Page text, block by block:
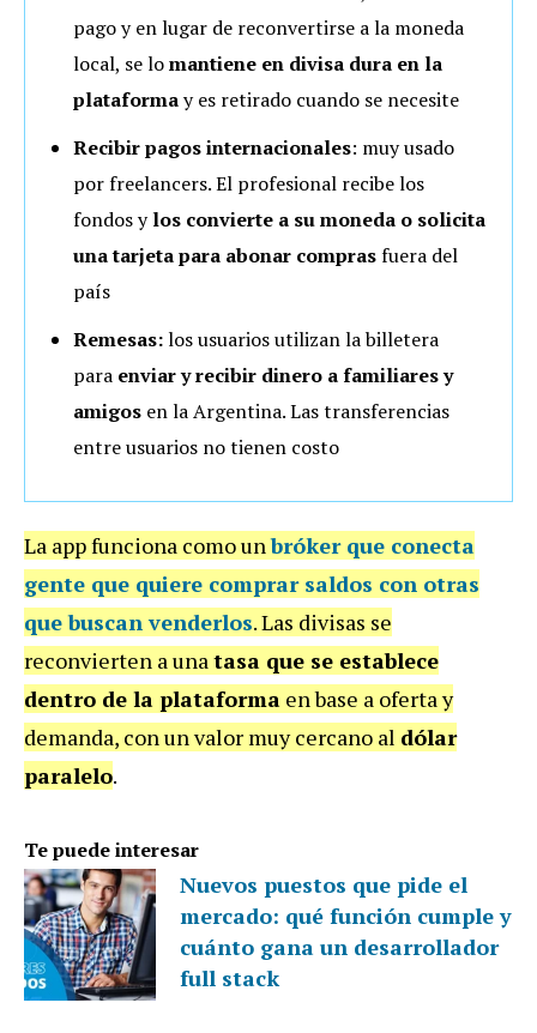
pago y en lugar de reconvertirse a la moneda
local, se lomantiene en divisa dura en la
plataformay es retirado cuando se necesite
Recibir pagos internacionales: muy usado
por freelancers. El profesional recibe los
fondos ylos convierte a su moneda o solicita
una tarjeta para abonar comprasfuera del
país
Remesas:los usuarios utilizan la billetera
para enviar y recibir dinero a familiares y
amigos en la Argentina. Las transferencias
entre usuarios no tienen costo
La app funciona como unbróker que conecta
gente que quiere comprar saldos con otras
que buscan venderlos. Las divisas se
reconvierten a unatasa que se establece
dentro de la plataforma en base a oferta y
demanda, con un valor muy cercano al dólar
paralelo.
Te puede interesar
Nuevos puestos que pide el
mercado: qué función cumple y
cuánto gana un desarrollador
full stack